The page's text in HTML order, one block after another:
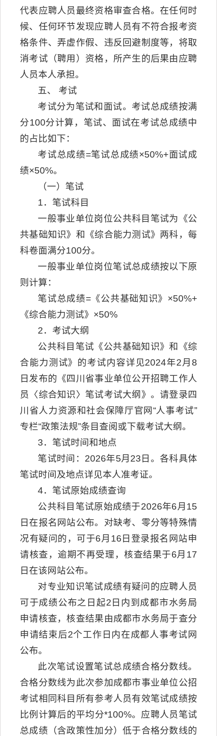
代表应聘人员最终资格审查合格。在任何时
候、任何环节发现应聘人员有不符合报考资
格条件、弄虚作假、违反回避制度等，将取
消考试（聘用）资格，所产生的后果由应聘
人员本人承担。
五、 考试
考试分为笔试和面试。考试总成绩按满
分100分计算，笔试、面试在考试总成绩中
的占比如下：
考试总成绩=笔试总成绩×50%+面试成
绩×50%。
（一）笔试
1．笔试科目
一般事业单位岗位公共科目笔试为《公
共基础知识》和《综合能力测试》两科，每
科卷面满分100分。
一般事业单位岗位笔试总成绩按以下原
则计算：
笔试总成绩=《公共基础知识》×50%+
《综合能力测试》×50%
2．考试大纲
公共科目笔试《公共基础知识》和《综
合能力测试》的考试内容详见2024年2月8
日发布的《四川省事业单位公开招聘工作人
员〈综合知识〉笔试考试大纲》。请登录四
川省人力资源和社会保障厅官网“人事考试”
专栏“政策法规”条目查阅或下载考试大纲。
3．笔试时间和地点
笔试时间：2026年5月23日。各科具体
笔试时间及地点详见本人准考证。
4．笔试原始成绩查询
公共科目笔试原始成绩于2026年6月15
日在报名网站公布。对缺考、零分等特殊情
况有疑问的，可于6月16日登录报名网站申
请核查，逾期不再受理，核查结果于6月17
日在该网站公布。
对专业知识笔试成绩有疑问的应聘人员
可于成绩公布之日起2日内到成都市水务局
申请核查，核查结果由成都市水务局于查分
申请结束后2个工作日内在成都人事考试网
公布。
此次笔试设置笔试总成绩合格分数线。
合格分数线为此次参加成都市事业单位公招
考试相同科目所有参考人员有效笔试成绩按
比例计算后的平均分*100%。应聘人员笔试
总成绩（含政策性加分）低于合格分数线的